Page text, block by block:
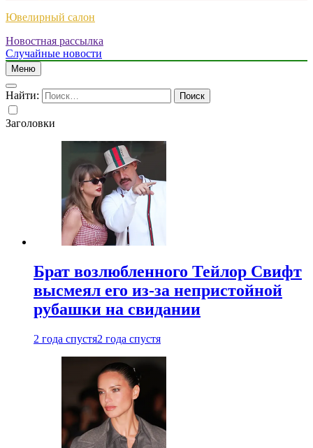
Ювелирный салон
Новостная рассылка
Случайные новости
Меню
Найти:
Заголовки
Брат возлюбленного Тейлор Свифт
высмеял его из-за непристойной
рубашки на свидании
2 года спустя2 года спустя